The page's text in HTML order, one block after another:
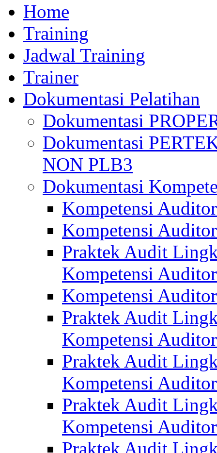
Home
Training
Jadwal Training
Trainer
Dokumentasi Pelatihan
Dokumentasi
Dokumentasi
NON PLB3
Dokumentasi
Kompetensi
Kompetensi
Praktek Audit
Kompetensi
Kompetensi
Praktek Audit
Kompetensi
Praktek Audit
Kompetensi
Praktek Audit
Kompetensi
Praktek Audit